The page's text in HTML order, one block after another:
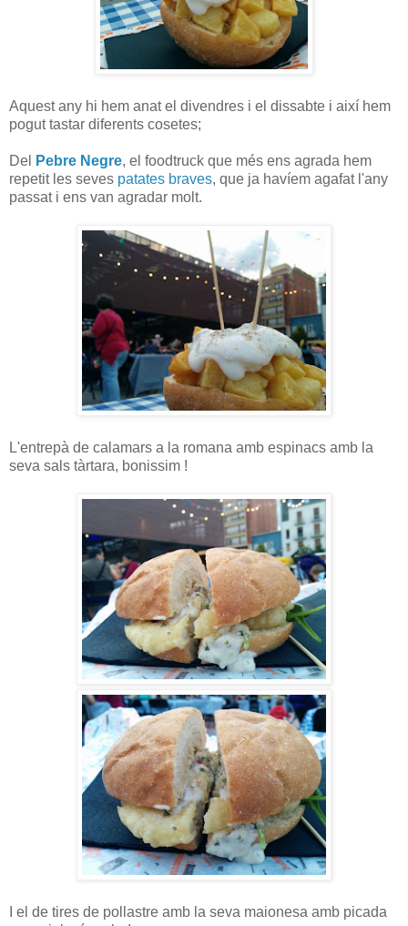
Aquest any hi hem anat el divendres i el dissabte i així hem
pogut tastar diferents cosetes;
Del Pebre Negre, el foodtruck que més ens agrada hem
repetit les seves patates braves, que ja havíem agafat l'any
passat i ens van agradar molt.
L'entrepà de calamars a la romana amb espinacs amb la
seva sals tàrtara, bonissim !
I el de tires de pollastre amb la seva maionesa amb picada